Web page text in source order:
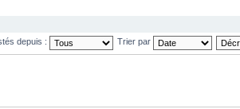
depuis : Trier par